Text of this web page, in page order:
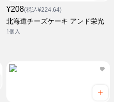
¥208(税込¥224.64)
北海道チーズケーキ アンド栄光
1個入